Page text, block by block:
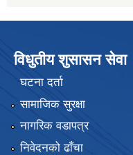
विधुतीय शुसासन सेवा
घटना दर्ता
सामाजिक सुरक्षा
नागरिक वडापत्र
निवेदनको ढाँचा